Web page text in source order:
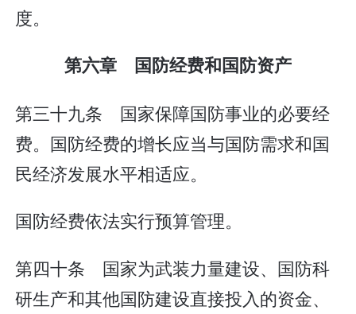
度。
第六章 国防经费和国防资产
第三十九条 国家保障国防事业的必要经
费。国防经费的增长应当与国防需求和国
民经济发展水平相适应。
国防经费依法实行预算管理。
第四十条 国家为武装力量建设、国防科
研生产和其他国防建设直接投入的资金、